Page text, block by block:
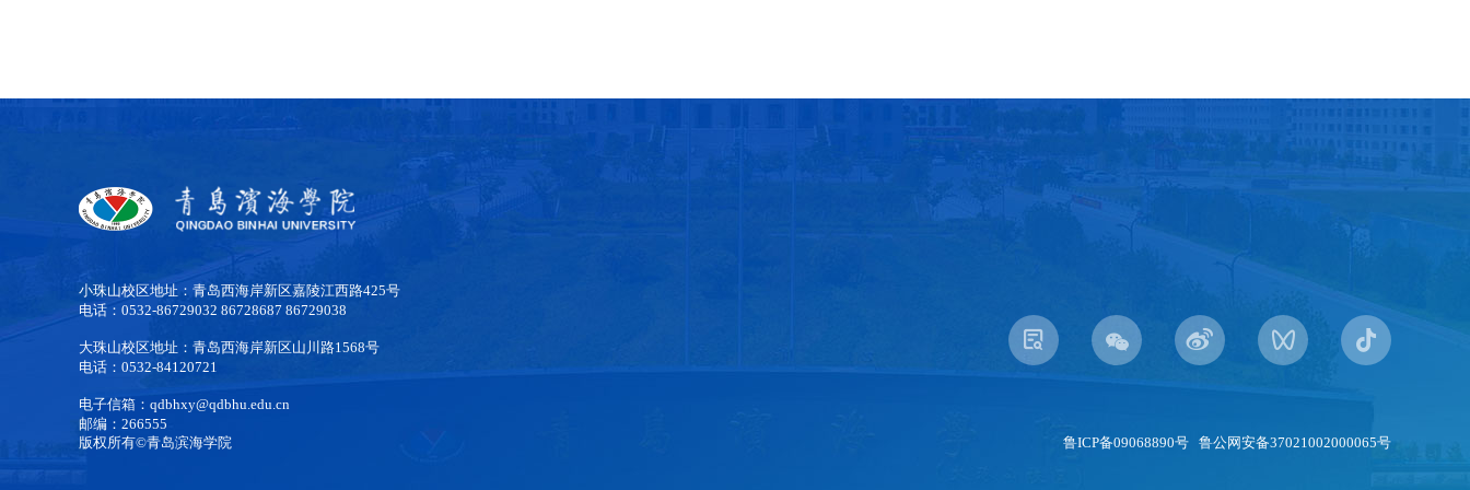
小珠山校区地址：青岛西海岸新区嘉陵江西路425号
电话：0532-86729032 86728687 86729038
大珠山校区地址：青岛西海岸新区山川路1568号
电话：0532-84120721
电子信箱：qdbhxy@qdbhu.edu.cn
邮编：266555
版权所有©青岛滨海学院
鲁ICP备09068890号 鲁公网安备37021002000065号